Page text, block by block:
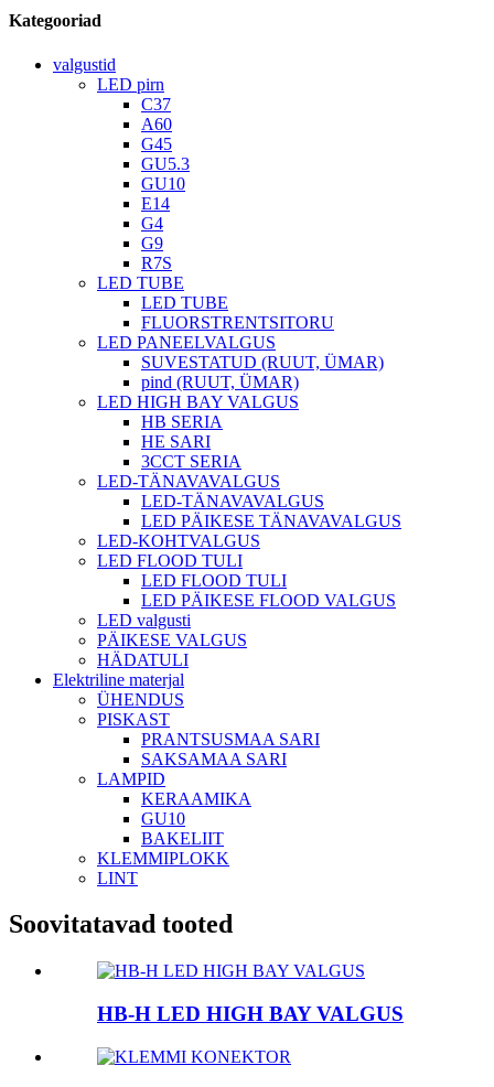
Kategooriad
valgustid
LED pirn
C37
A60
G45
GU5.3
GU10
E14
G4
G9
R7S
LED TUBE
LED TUBE
FLUORSTRENTSITORU
LED PANEELVALGUS
SUVESTATUD (RUUT, ÜMAR)
pind (RUUT, ÜMAR)
LED HIGH BAY VALGUS
HB SERIA
HE SARI
3CCT SERIA
LED-TÄNAVAVALGUS
LED-TÄNAVAVALGUS
LED PÄIKESE TÄNAVAVALGUS
LED-KOHTVALGUS
LED FLOOD TULI
LED FLOOD TULI
LED PÄIKESE FLOOD VALGUS
LED valgusti
PÄIKESE VALGUS
HÄDATULI
Elektriline materjal
ÜHENDUS
PISKAST
PRANTSUSMAA SARI
SAKSAMAA SARI
LAMPID
KERAAMIKA
GU10
BAKELIIT
KLEMMIPLOKK
LINT
Soovitatavad tooted
HB-H LED HIGH BAY VALGUS